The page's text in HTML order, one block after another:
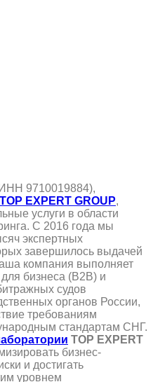
9710019884),
TOP EXPERT GROUP,
услуги в области
С 2016 года мы
экспертных
завершилось выдачей
компания выполняет
бизнеса (B2B) и
судов
органов России,
требованиям
стандартам СНГ.
TOP EXPERT
бизнес-
и достигать
уровнем